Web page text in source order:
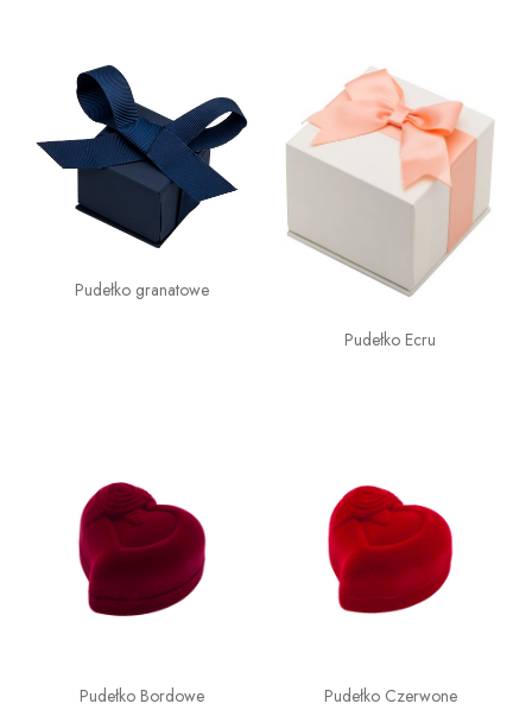
Pudełko granatowe
Pudełko Ecru
Pudełko Bordowe Pudełko Czerwone